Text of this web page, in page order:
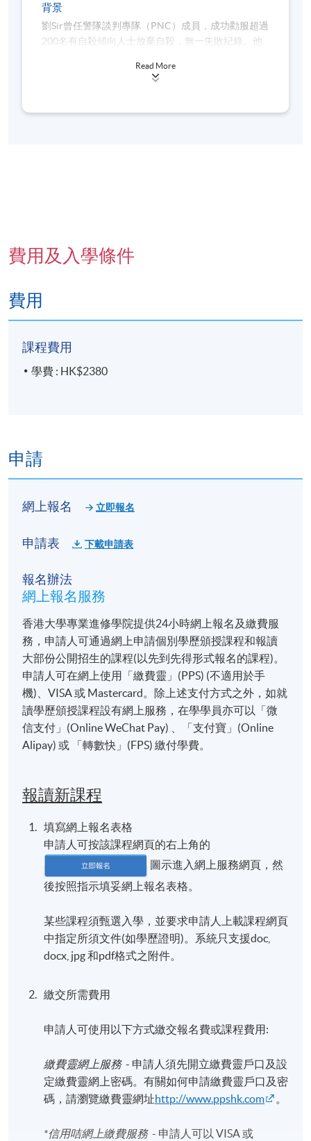
詳情
🎯課程特色
危機談判
制/減少損害技巧
👥適合對象
校長與教師
保安人員
紀律部隊成員
有志以談判技巧以拯救生命的各界社會人士
📅課程詳情
形式：理論講授 + 個案分享 + 模擬演練
語言：粵語授課，輔以繁體中文教材
開課日期
現時接受報名
日期 / 時間
逢周六，10:00am - 1:00pm
修業期
3月課程:
[實際上課時間將以課程小組的最終決定為準，並會
HPSHCC Campus
背景
劉Sir曾任警隊談判專隊（PNC）成員，成功勸服超過
200名有自殺傾向人士放棄自殺，無一失敗紀錄。他
府部門、學校及社福機構提供培訓，深受好評。劉Sir
開始透過軒轅教育基金將危機談判的技巧輸送到湖南
Read More
費用及入學條件
費用
課程費用
學費 : HK$2380
申請
網上報名 立即報名
申請表 下載申請表
報名辦法
網上報名服務
香港大學專業進修學院提供24小時網上報名及繳費服
務，申請人可通過網上申請個別學歷頒授課程和報讀
大部份公開招生的課程(以先到先得形式報名的課程)。
申請人可在網上使用「繳費靈」(PPS) (不適用於手
機)、VISA 或 Mastercard。除上述支付方式之外，如就
讀學歷頒授課程設有網上服務，在學學員亦可以「微
信支付」(Online WeChat Pay) 、「支付寶」(Online
Alipay) 或 「轉數快」(FPS) 繳付學費。
報讀新課程
填寫網上報名表格
申請人可按該課程網頁的右上角的
圖示進入網上服務網頁，然
後按照指示填妥網上報名表格。
某些課程須甄選入學，並要求申請人上載課程網頁
中指定所須文件(如學歷證明)。系統只支援doc,
docx, jpg 和pdf格式之附件。
繳交所需費用
申請人可使用以下方式繳交報名費或課程費用:
繳費靈網上服務- 申請人須先開立繳費靈戶口及設
定繳費靈網上密碼。有關如何申請繳費靈戶口及密
碼，請瀏覽繳費靈網址http://www.ppshk.com 。
*信用咭網上繳費服務- 申請人可以 VISA 或